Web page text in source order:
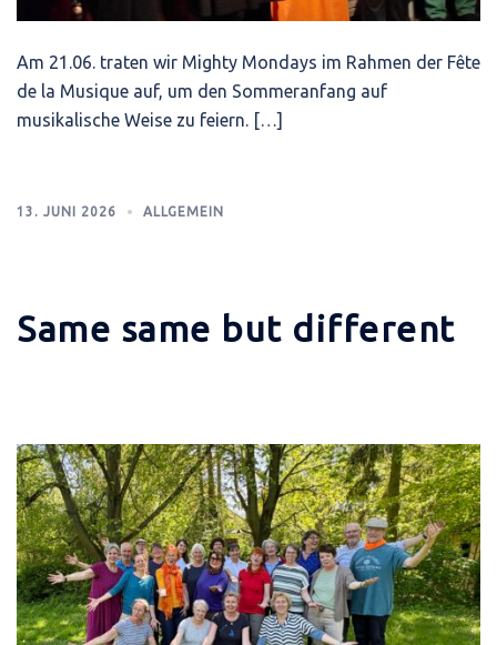
Am 21.06. traten wir Mighty Mondays im Rahmen der Fête
de la Musique auf, um den Sommeranfang auf
musikalische Weise zu feiern. […]
13. JUNI 2026 ALLGEMEIN
Same same but different